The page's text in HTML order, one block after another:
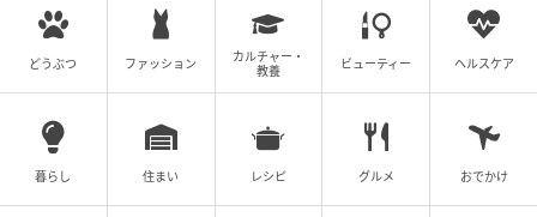
一方で、1,000万円の支援があっても「産まない」と答
えた人は約4割にのぼります。お金があれば解決すると
いう単純な話ではなく、保育環境や働き方、教育費へ
が絡み合っていることがうかがえます。
ベビーカレンダーはこれからも、そうした声になって
どうぶつ ファッション
カルチャー・
教養
ビューティー ヘルスケア
暮らし 住まい レシピ グルメ おでかけ